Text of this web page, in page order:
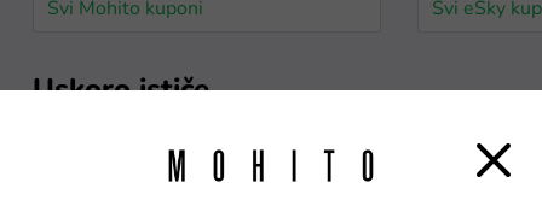
Svi Mohito kuponi Svi eSky
Uskoro ističe
9$